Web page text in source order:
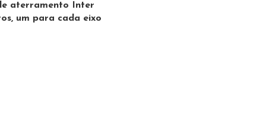
aterramento Inter
um para cada eixo